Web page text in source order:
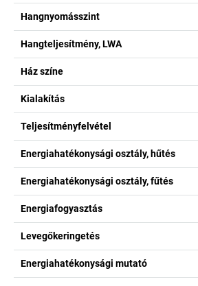
Hangnyomásszint
Hangteljesítmény, LWA
Ház színe
Kialakítás
Teljesítményfelvétel
Energiahatékonysági osztály, hűtés
Energiahatékonysági osztály, fűtés
Energiafogyasztás
Levegőkeringetés
Energiahatékonysági mutató